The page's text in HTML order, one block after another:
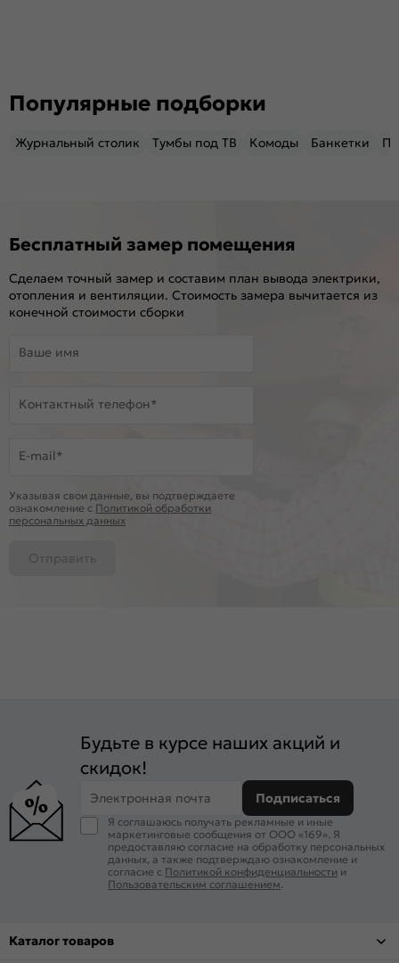
Популярные подборки
Журнальный столик Тумбы под ТВ Комоды Банкетки
Бесплатный замер помещения
Сделаем точный замер и составим план вывода электрики,
отопления и вентиляции. Стоимость замера вычитается из
конечной стоимости сборки
Ваше имя
Контактный телефон*
E-mail*
Указывая свои данные, вы подтверждаете
ознакомление c Политикой обработки
персональных данных
Отправить
Будьте в курсе наших акций и
скидок!
Электронная почта Подписаться
Я соглашаюсь получать рекламные и иные
маркетинговые сообщения от ООО «169». Я
предоставляю согласие на обработку персональных
данных, а также подтверждаю ознакомление и
согласие с Политикой конфиденциальности и
Пользовательским соглашением.
Каталог товаров